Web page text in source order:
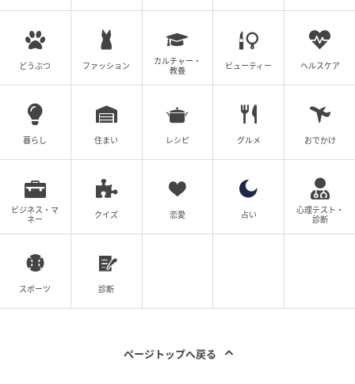
お口の乾きは全身のサイン。生活習慣の見直
しから始めよう
今回の取材を通じて分かったのは、ガムはあくまで
「一時的な刺激」であり、ドライマウスを根本から治
ガムに頼りすぎると、顎への負担やむし歯リスクとい
った新たな問題を生む可能性もあります。
ドライマウスの背景には、ストレスや鼻呼吸、生活習
慣といった身体からのSOSが隠れているかもしれませ
ん。「ガムがあれば大丈夫」と安心するのではなく、
まずはこまめな水分補給や唾液腺マッサージなど、今
グです。お口の健康を守るために、まずはご自身の生
どうぶつ ファッション
カルチャー・
教養
ビューティー ヘルスケア
暮らし 住まい レシピ グルメ おでかけ
ビジネス・マ
ネー
クイズ 恋愛 占い
心理テスト・
診断
スポーツ 診断
ページトップへ戻る